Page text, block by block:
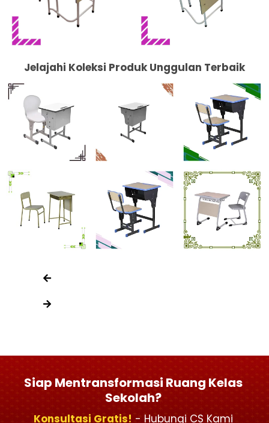
Jelajahi Koleksi Produk Unggulan Terbaik
Siap Mentransformasi Ruang Kelas
Sekolah?
Konsultasi Gratis! - Hubungi CS Kami